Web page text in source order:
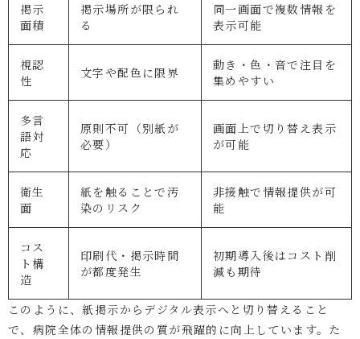
掲示
面積
掲示場所が限られ
る
同一画面で複数情報を
表示可能
視認
性
文字や配色に限界
動き・色・音で注目を
集めやすい
多言
語対
応
原則不可（別紙が
必要）
画面上で切り替え表示
が可能
衛生
面
紙を触ることで汚
染のリスク
非接触で情報提供が可
能
コス
ト構
造
印刷代・掲示時間
が都度発生
初期導入後はコスト削
減も期待
このように、紙掲示からデジタル表示へと切り替えること
で、病院全体の情報提供の質が飛躍的に向上しています。た